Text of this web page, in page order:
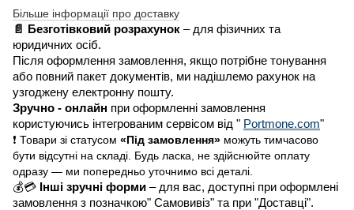
Більше інформації про доставку
📄 Безготівковий розрахунок – для фізичних та
юридичних осіб.
Після оформлення замовлення, якщо потрібне тонування
або повний пакет документів, ми надішлемо рахунок на
узгоджену електронну пошту.
Зручно - онлайн при оформленні замовлення
користуючись інтегрованим сервісом від " Portmone.com"
❗ Товари зі статусом «Під замовлення» можуть тимчасово
бути відсутні на складі. Будь ласка, не здійснюйте оплату
одразу — ми попередньо уточнимо всі деталі.
💰💳 Інші зручні форми – для вас, доступні при оформлені
замовлення з позначкою" Самовивіз" та при "Доставці".